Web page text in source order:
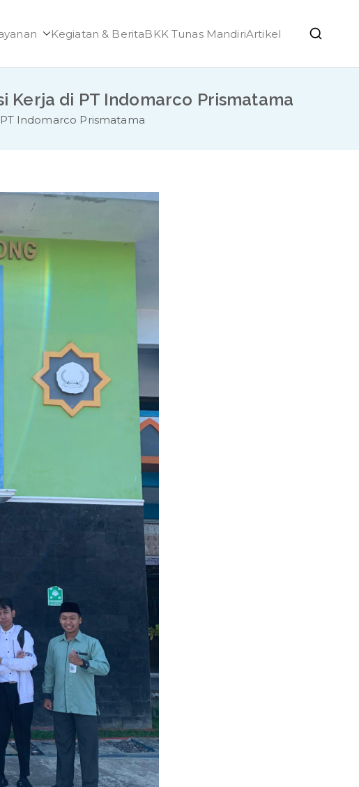
Ponjong
Kegiatan & BeritaBKK Tunas MandiriArtikel
Kerja di PT Indomarco Prismatama
Indomarco Prismatama